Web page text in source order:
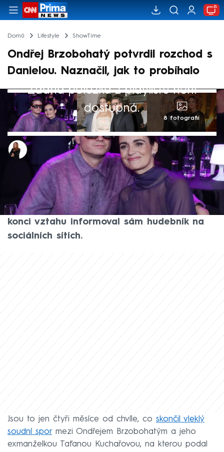
Domů Lifestyle ShowTime
Ondřej Brzobohatý potvrdil rozchod s
Danielou. Naznačil, jak to probíhalo
Žádná položka z playlistu není
dostupná.
8 fotografií
Michaela Bartošová
12. kvě 2026, 14:52
Spekulace o rozchodu slavného páru –
Ondřeje Brzobohatého a jeho manželky
Daniely (dříve Písařovicové) se potvrdily. O
konci vztahu informoval sám hudebník na
sociálních sítích.
Jsou to jen čtyři měsíce od chvíle, co skončil vleklý
soudní spormezi Ondřejem Brzobohatým a jeho
exmanželkou Taťanou Kuchařovou, na kterou podal